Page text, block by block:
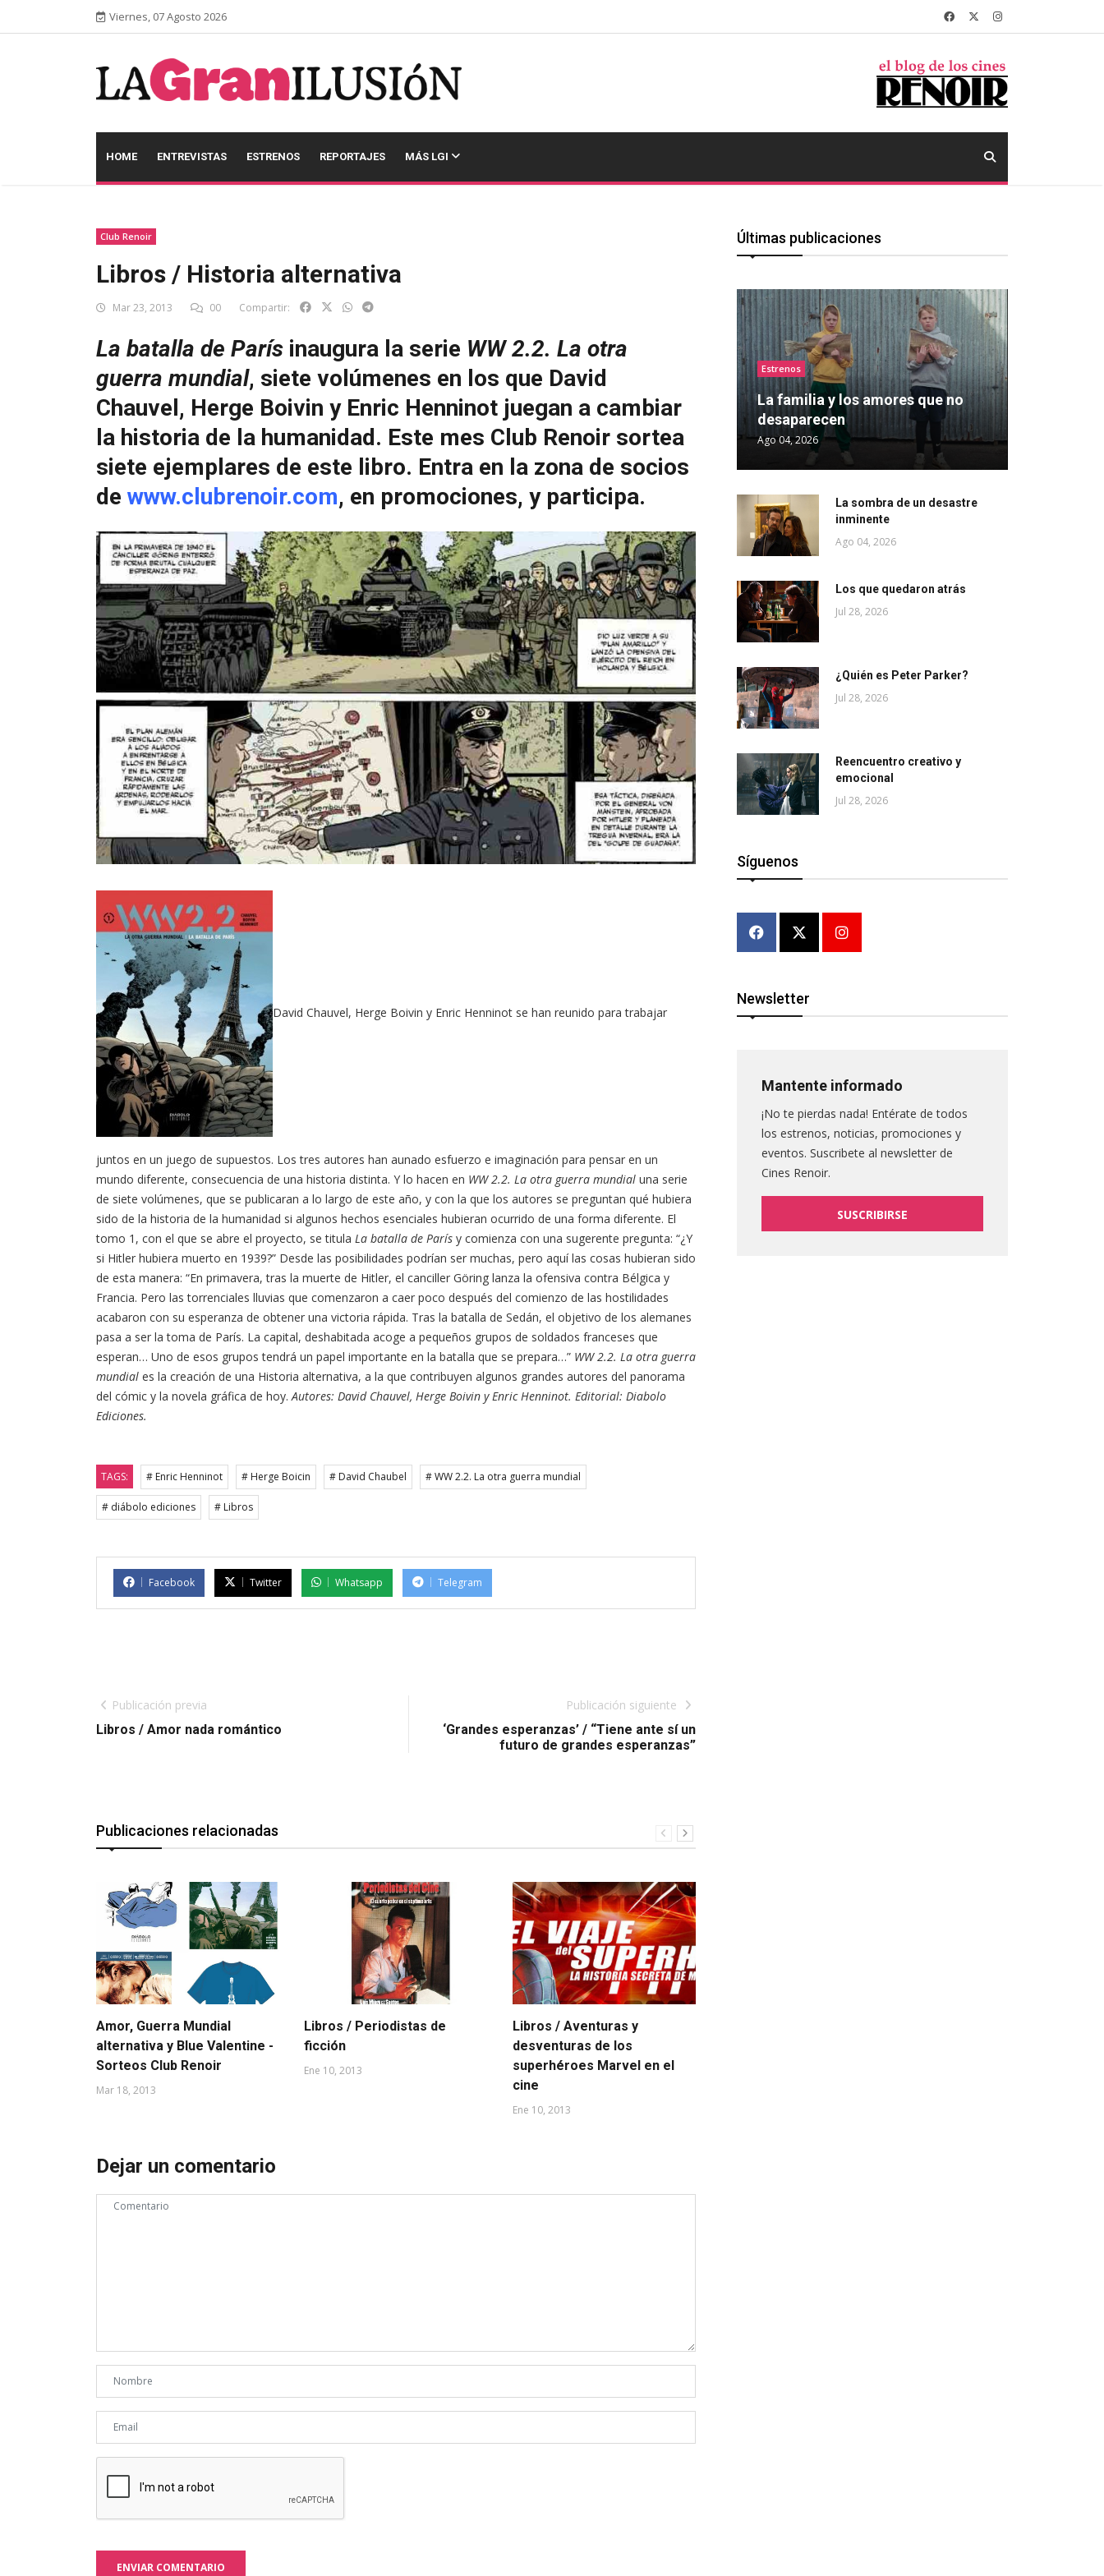
Viernes, 07 Agosto 2026
HOME ENTREVISTAS ESTRENOS REPORTAJES MÁS LGI
Club Renoir
Libros / Historia alternativa
Mar 23, 2013 00 Compartir:
La batalla de París inaugura la serie WW 2.2. La otra
guerra mundial, siete volúmenes en los que David
Chauvel, Herge Boivin y Enric Henninot juegan a cambiar
la historia de la humanidad. Este mes Club Renoir sortea
siete ejemplares de este libro. Entra en la zona de socios
de www.clubrenoir.com, en promociones, y participa.
David Chauvel, Herge Boivin y Enric Henninot se han reunido para trabajar
juntos en un juego de supuestos. Los tres autores han aunado esfuerzo e imaginación para pensar en un
mundo diferente, consecuencia de una historia distinta. Y lo hacen en WW 2.2. La otra guerra mundial una serie
de siete volúmenes, que se publicaran a lo largo de este año, y con la que los autores se preguntan qué hubiera
sido de la historia de la humanidad si algunos hechos esenciales hubieran ocurrido de una forma diferente. El
tomo 1, con el que se abre el proyecto, se titula La batalla de París y comienza con una sugerente pregunta: “¿Y
si Hitler hubiera muerto en 1939?” Desde las posibilidades podrían ser muchas, pero aquí las cosas hubieran sido
de esta manera: “En primavera, tras la muerte de Hitler, el canciller Göring lanza la ofensiva contra Bélgica y
Francia. Pero las torrenciales lluvias que comenzaron a caer poco después del comienzo de las hostilidades
acabaron con su esperanza de obtener una victoria rápida. Tras la batalla de Sedán, el objetivo de los alemanes
pasa a ser la toma de París. La capital, deshabitada acoge a pequeños grupos de soldados franceses que
esperan… Uno de esos grupos tendrá un papel importante en la batalla que se prepara…” WW 2.2. La otra guerra
mundial es la creación de una Historia alternativa, a la que contribuyen algunos grandes autores del panorama
del cómic y la novela gráfica de hoy.Autores: David Chauvel, Herge Boivin y Enric Henninot. Editorial: Diabolo
Ediciones.
TAGS: # Enric Henninot # Herge Boicin # David Chaubel # WW 2.2. La otra guerra mundial
# diábolo ediciones # Libros
Facebook Twitter Whatsapp Telegram
Publicación previa
Libros / Amor nada romántico
Publicación siguiente
‘Grandes esperanzas’ / “Tiene ante sí un
futuro de grandes esperanzas”
Publicaciones relacionadas
Amor, Guerra Mundial
alternativa y Blue Valentine -
Sorteos Club Renoir
Mar 18, 2013
Libros / Periodistas de
ficción
Ene 10, 2013
Libros / Aventuras y
desventuras de los
superhéroes Marvel en el
cine
Ene 10, 2013
Dejar un comentario
ENVIAR COMENTARIO
Últimas publicaciones
Estrenos
La familia y los amores que no
desaparecen
Ago 04, 2026
La sombra de un desastre
inminente
Ago 04, 2026
Los que quedaron atrás
Jul 28, 2026
¿Quién es Peter Parker?
Jul 28, 2026
Reencuentro creativo y
emocional
Jul 28, 2026
Síguenos
Newsletter
Mantente informado
¡No te pierdas nada! Entérate de todos
los estrenos, noticias, promociones y
eventos. Suscribete al newsletter de
Cines Renoir.
SUSCRIBIRSE